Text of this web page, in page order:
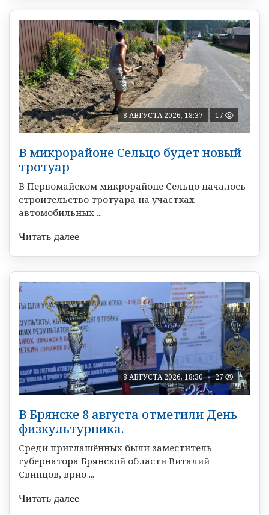
8 АВГУСТА 2026, 18:37 17
В микрорайоне Сельцо будет новый
тротуар
В Первомайском микрорайоне Сельцо началось
строительство тротуара на участках
автомобильных ...
Читать далее
8 АВГУСТА 2026, 18:30 27
В Брянске 8 августа отметили День
физкультурника.
Среди приглашённых были заместитель
губернатора Брянской области Виталий
Свинцов, врио ...
Читать далее